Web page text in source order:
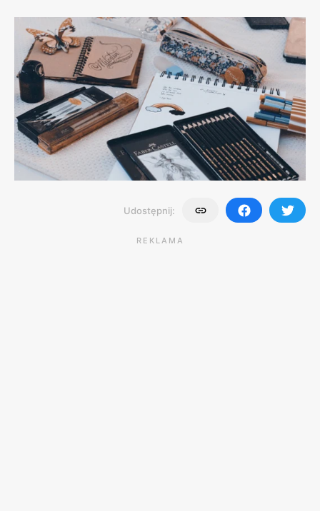
Udostępnij:
REKLAMA